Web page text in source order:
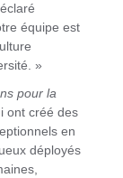
équipe est
»
pour la
ont créé des
en
déployés